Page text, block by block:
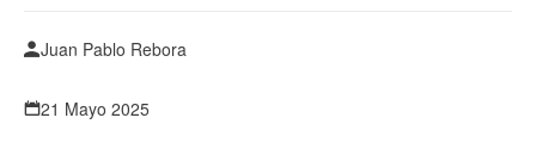
Juan Pablo Rebora
21 Mayo 2025